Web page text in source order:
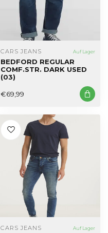
CARS JEANS Auf Lager
BEDFORD REGULAR
COMF.STR. DARK USED
(03)
€69,99
CARS JEANS Auf Lager